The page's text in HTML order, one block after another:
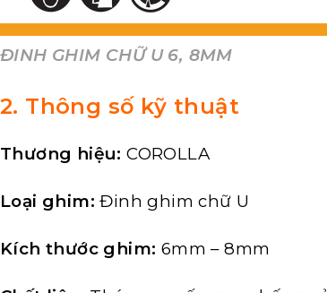
ĐINH GHIM CHỮ U 6, 8MM
2. Thông số kỹ thuật
Thương hiệu: COROLLA
Loại ghim: Đinh ghim chữ U
Kích thước ghim: 6mm – 8mm